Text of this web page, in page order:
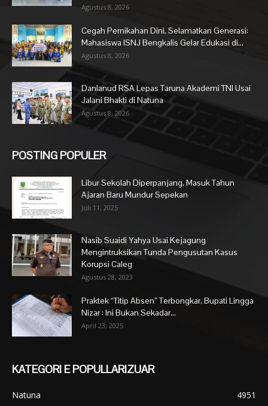
Agustus 8, 2026
Cegah Pernikahan Dini, Selamatkan Generasi:
Mahasiswa ISNJ Bengkalis Gelar Edukasi di...
Agustus 8, 2026
Danlanud RSA Lepas Taruna Akademi TNI Usai
Jalani Bhakti di Natuna
Agustus 8, 2026
POSTING POPULER
Libur Sekolah Diperpanjang, Masuk Tahun
Ajaran Baru Mundur Sepekan
Juli 11, 2025
Nasib Suaidi Yahya Usai Kejagung
Mengintruksikan Tunda Pengusutan Kasus
Korupsi Caleg
Agustus 28, 2023
Praktek “Titip Absen” Terbongkar, Bupati Lingga
Nizar : Ini Bukan Sekadar...
April 23, 2025
KATEGORI E POPULLARIZUAR
Natuna
4951